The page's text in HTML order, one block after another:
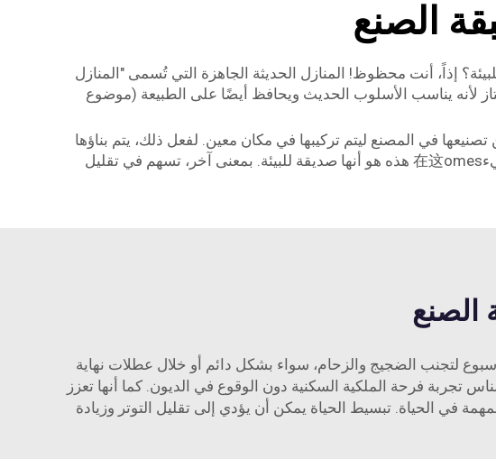
الصنع
أنت محظوظ! المنازل الحديثة الجاهزة التي تُسمى "المنازل
لأنه يناسب الأسلوب الحديث ويحافظ أيضًا على الطبيعة (موضوع
في المصنع ليتم تركيبها في مكان معين. لفعل ذلك، يتم بناؤها
بطريقة مختلفة عن كيفية بناء المنازل والأسس التقليدية، مما يجعل عملية التصنيع أسرع وأسهل. وأفضل شيء在这omes هذه هو أنها صديقة للبيئة. بمعنى آخر، تسهم في تقليل
الصنع
لتجنب الضجيج والزحام، سواء بشكل دائم أو خلال عطلات نهاية
تجربة فرحة الملكية السكنية دون الوقوع في الديون. كما أنها تعزز
في الحياة. تبسيط الحياة يمكن أن يؤدي إلى تقليل التوتر وزيادة